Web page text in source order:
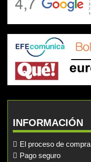
INFORMACIÓN
El proceso de compra
Pago seguro